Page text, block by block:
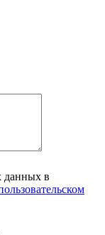
данных в